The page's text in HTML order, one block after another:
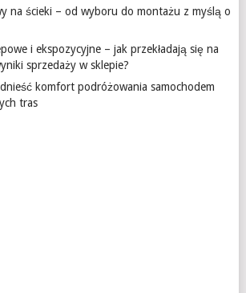
na ścieki – od wyboru do montażu z myślą o
i ekspozycyjne – jak przekładają się na
sprzedaży w sklepie?
komfort podróżowania samochodem
tras